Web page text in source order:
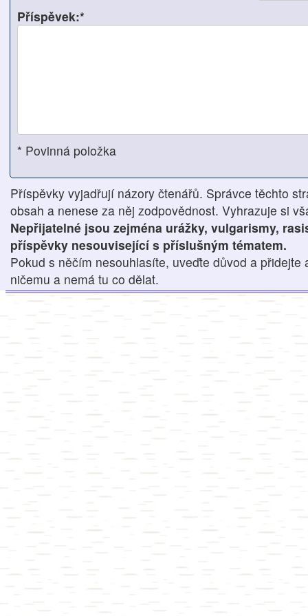
Příspěvek:*
* Povinná položka
Příspěvky vyjadřují názory čtenářů. Správce těchto
obsah a nenese za něj zodpovědnost. Vyhrazuje si
Nepřijatelné jsou zejména urážky, vulgarismy,
příspěvky nesouvisející s příslušným tématem.
Pokud s něčím nesouhlasíte, uveďte důvod a přidejte
ničemu a nemá tu co dělat.